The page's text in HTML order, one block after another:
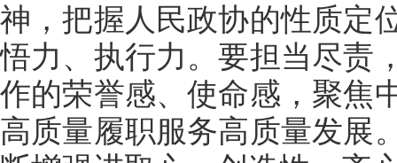
神，把握人民政协的性质定
悟力、执行力。要担当尽责
作的荣誉感、使命感，聚焦
高质量履职服务高质量发展